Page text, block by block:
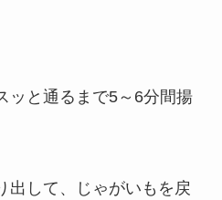
と通るまで5～6分間揚
出して、じゃがいもを戻